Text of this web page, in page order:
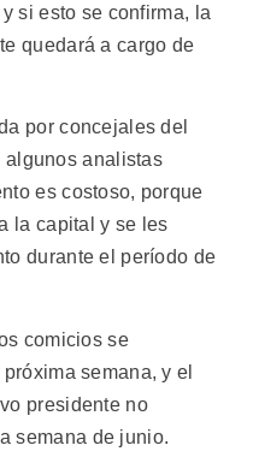
si esto se confirma, la
quedará a cargo de
por concejales del
algunos analistas
es costoso, porque
la capital y se les
durante el período de
comicios se
semana, y el
presidente no
semana de junio.